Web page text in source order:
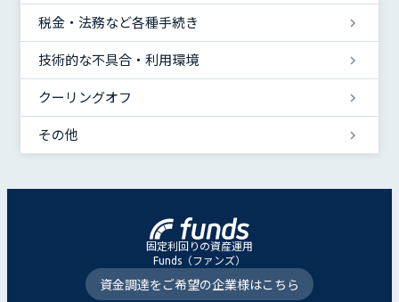
税金・法務など各種手続き
技術的な不具合・利用環境
クーリングオフ
その他
固定利回りの資産運用
Funds（ファンズ）
資金調達をご希望の企業様はこちら